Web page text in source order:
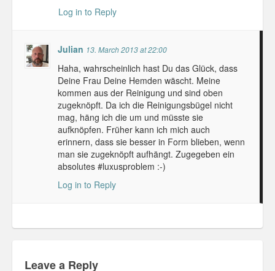
Log in to Reply
Julian 13. March 2013 at 22:00
Haha, wahrscheinlich hast Du das Glück, dass
Deine Frau Deine Hemden wäscht. Meine
kommen aus der Reinigung und sind oben
zugeknöpft. Da ich die Reinigungsbügel nicht
mag, häng ich die um und müsste sie
aufknöpfen. Früher kann ich mich auch
erinnern, dass sie besser in Form blieben, wenn
man sie zugeknöpft aufhängt. Zugegeben ein
absolutes #luxusproblem :-)
Log in to Reply
Leave a Reply